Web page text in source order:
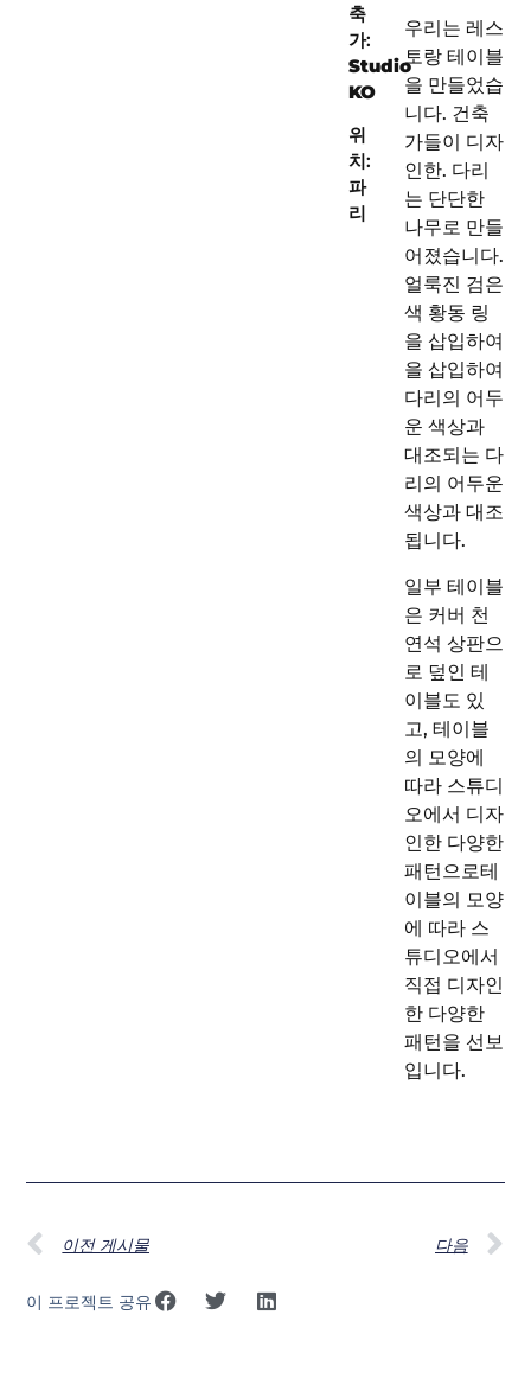
축
가:
Studio
KO
위
치:
파
리
우리는 레스
토랑 테이블
을 만들었습
니다. 건축
가들이 디자
인한. 다리
는 단단한
나무로 만들
어졌습니다.
얼룩진 검은
색 황동 링
을 삽입하여
을 삽입하여
다리의 어두
운 색상과
대조되는 다
리의 어두운
색상과 대조
됩니다.
일부 테이블
은 커버 천
연석 상판으
로 덮인 테
이블도 있
고, 테이블
의 모양에
따라 스튜디
오에서 디자
인한 다양한
패턴으로테
이블의 모양
에 따라 스
튜디오에서
직접 디자인
한 다양한
패턴을 선보
입니다.
이전 게시물 다음
이 프로젝트 공유